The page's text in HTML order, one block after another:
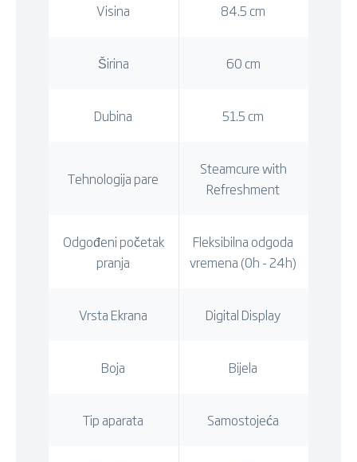
Visina 84.5 cm
Širina 60 cm
Dubina 51.5 cm
Tehnologija pare
Steamcure with
Refreshment
Odgođeni početak
pranja
Fleksibilna odgoda
vremena (0h - 24h)
Vrsta Ekrana Digital Display
Boja Bijela
Tip aparata Samostojeća